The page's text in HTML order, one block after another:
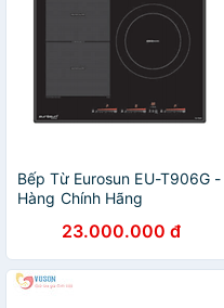
Bếp Từ Eurosun EU-T906G -
Hàng Chính Hãng
23.000.000 đ